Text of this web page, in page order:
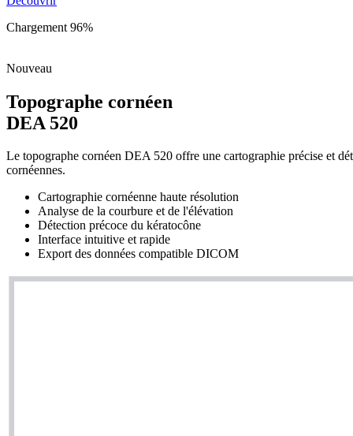
Nouveau
Topographe cornéen
Le topographe cornéen DEA 520 offre une cartographie précise et
cornéennes.
Cartographie cornéenne haute résolution
Analyse de la courbure et de l'élévation
Interface intuitive et rapide
Export des données compatible DICOM